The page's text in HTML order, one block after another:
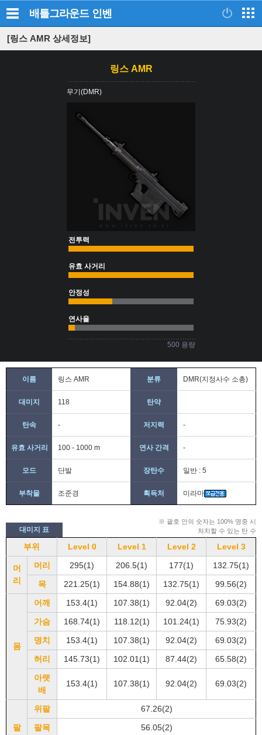
배틀그라운드 인벤
[링스 AMR 상세정보]
링스 AMR
무기(DMR)
전투력
유효 사거리
안정성
연사율
500 용량
이름 링스 AMR 분류 DMR(지정사수 소총)
대미지 118 탄약
탄속 - 저지력 -
유효 사거리 100 - 1000 m 연사 간격 -
모드 단발 장탄수 일반 : 5
부착물 조준경 획득처 미라마
대미지 표
※ 괄호 안의 숫자는 100% 명중 시
처치할 수 있는 탄 수
부위 Level 0 Level 1 Level 2 Level 3
머
리
머리 295(1) 206.5(1) 177(1)
132.75(1)
목
221.25(1) 154.88(1) 132.75(1) 99.56(2)
몸
어깨 153.4(1) 107.38(1) 92.04(2)
69.03(2)
가슴
168.74(1) 118.12(1) 101.24(1)
75.93(2)
명치
153.4(1) 107.38(1) 92.04(2)
69.03(2)
허리
145.73(1) 102.01(1) 87.44(2)
65.58(2)
아랫
배
153.4(1) 107.38(1) 92.04(2) 69.03(2)
팔
위팔
67.26(2)
팔목
56.05(2)